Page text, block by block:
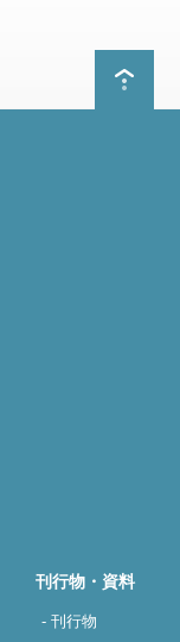
刊行物・資料
- 刊行物